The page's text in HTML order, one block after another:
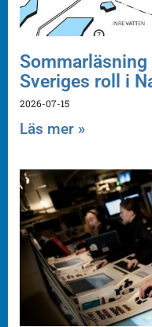
Sommarläsning
Sveriges roll i
2026-07-15
Läs mer »